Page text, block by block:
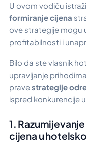
U ovom vodiču
formiranje cijena
ove strategije mogu
profitabilnosti i
Bilo da ste vlasnik
upravljanje
pravestrategije
ispred konkurencije
1.
cijena u